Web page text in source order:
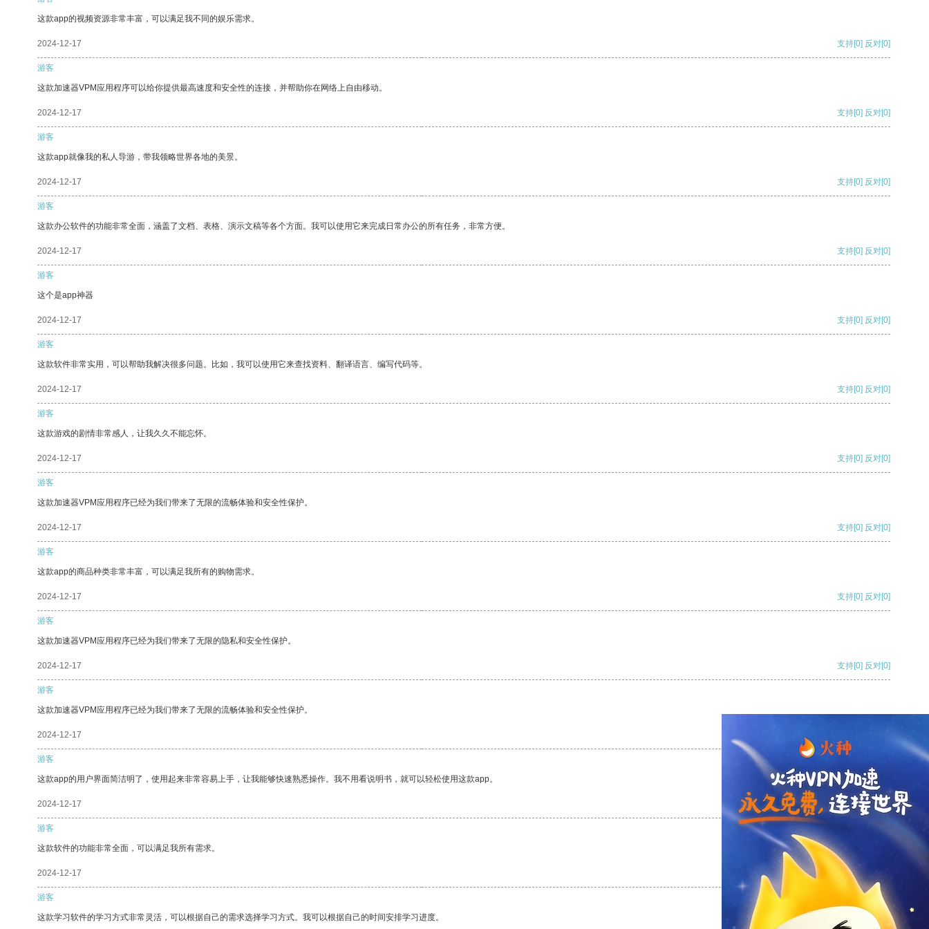
这款app的视频资源非常丰富，可以满足我不同的娱乐需求。
2024-12-17 支持[0] 反对[0]
游客
这款加速器VPM应用程序可以给你提供最高速度和安全性的连接，并帮助你在网络上自由移动。
2024-12-17 支持[0] 反对[0]
游客
这款app就像我的私人导游，带我领略世界各地的美景。
2024-12-17 支持[0] 反对[0]
游客
这款办公软件的功能非常全面，涵盖了文档、表格、演示文稿等各个方面。我可以使用它来完成日常办公的所有任务，非常方便。
2024-12-17 支持[0] 反对[0]
游客
这个是app神器
2024-12-17 支持[0] 反对[0]
游客
这款软件非常实用，可以帮助我解决很多问题。比如，我可以使用它来查找资料、翻译语言、编写代码等。
2024-12-17 支持[0] 反对[0]
游客
这款游戏的剧情非常感人，让我久久不能忘怀。
2024-12-17 支持[0] 反对[0]
游客
这款加速器VPM应用程序已经为我们带来了无限的流畅体验和安全性保护。
2024-12-17 支持[0] 反对[0]
游客
这款app的商品种类非常丰富，可以满足我所有的购物需求。
2024-12-17 支持[0] 反对[0]
游客
这款加速器VPM应用程序已经为我们带来了无限的隐私和安全性保护。
2024-12-17 支持[0] 反对[0]
游客
这款加速器VPM应用程序已经为我们带来了无限的流畅体验和安全性保护。
2024-12-17
游客
这款app的用户界面简洁明了，使用起来非常容易上手，让我能够快速熟悉操作。我不用看说明书，就可以轻松使用这款app。
2024-12-17 支持 [0] 反对[0]
游客
这款软件的功能非常全面，可以满足我所有需求。
2024-12-17 支持[0] 反对
游客
这款学习软件的学习方式非常灵活，可以根据自己的需求选择学习方式。我可以根据自己的时间安排学习进度。